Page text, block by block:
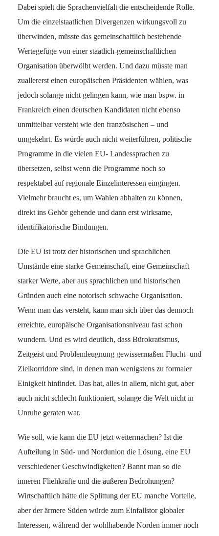
Dabei spielt die Sprachenvielfalt die entscheidende Rolle.
Um die einzelstaatlichen Divergenzen wirkungsvoll zu
überwinden, müsste das gemeinschaftlich bestehende
Wertegefüge von einer staatlich-gemeinschaftlichen
Organisation überwölbt werden. Und dazu müsste man
zuallererst einen europäischen Präsidenten wählen, was
jedoch solange nicht gelingen kann, wie man bspw. in
Frankreich einen deutschen Kandidaten nicht ebenso
unmittelbar versteht wie den französischen – und
umgekehrt. Es würde auch nicht weiterführen, politische
Programme in die vielen EU- Landessprachen zu
übersetzen, selbst wenn die Programme noch so
respektabel auf regionale Einzelinteressen eingingen.
Vielmehr braucht es, um Wahlen abhalten zu können,
direkt ins Gehör gehende und dann erst wirksame,
identifikatorische Bindungen.
Die EU ist trotz der historischen und sprachlichen
Umstände eine starke Gemeinschaft, eine Gemeinschaft
starker Werte, aber aus sprachlichen und historischen
Gründen auch eine notorisch schwache Organisation.
Wenn man das versteht, kann man sich über das dennoch
erreichte, europäische Organisationsniveau fast schon
wundern. Und es wird deutlich, dass Bürokratismus,
Zeitgeist und Problemleugnung gewissermaßen Flucht- und
Zielkorridore sind, in denen man wenigstens zu formaler
Einigkeit hinfindet. Das hat, alles in allem, nicht gut, aber
auch nicht schlecht funktioniert, solange die Welt nicht in
Unruhe geraten war.
Wie soll, wie kann die EU jetzt weitermachen? Ist die
Aufteilung in Süd- und Nordunion die Lösung, eine EU
verschiedener Geschwindigkeiten? Bannt man so die
inneren Fliehkräfte und die äußeren Bedrohungen?
Wirtschaftlich hätte die Splittung der EU manche Vorteile,
aber der ärmere Süden würde zum Einfallstor globaler
Interessen, während der wohlhabende Norden immer noch